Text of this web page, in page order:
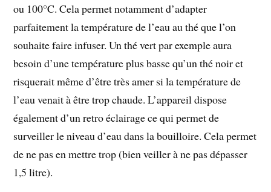
ou 100°C. Cela permet notamment d’adapter
parfaitement la température de l’eau au thé que l’on
souhaite faire infuser. Un thé vert par exemple aura
besoin d’une température plus basse qu’un thé noir et
risquerait même d’être très amer si la température de
l’eau venait à être trop chaude. L’appareil dispose
également d’un retro éclairage ce qui permet de
surveiller le niveau d’eau dans la bouilloire. Cela permet
de ne pas en mettre trop (bien veiller à ne pas dépasser
1,5 litre).